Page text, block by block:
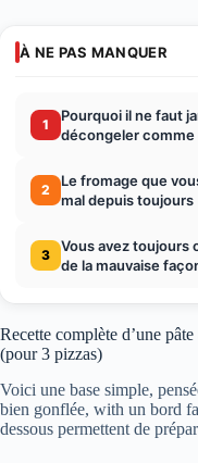
À NE PAS MANQUER
1
Pourquoi il ne faut
décongeler comme
2
Le fromage que
mal depuis toujours
3
Vous avez toujours
de la mauvaise
Recette complète d’une
(pour 3 pizzas)
Voici une base simple,
bien gonflée, with un bord
dessous permettent de